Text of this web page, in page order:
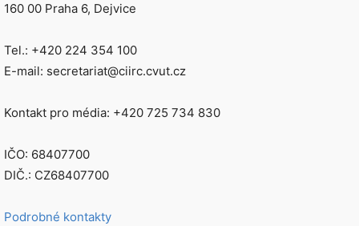
160 00 Praha 6, Dejvice
Tel.: +420 224 354 100
E-mail: secretariat@ciirc.cvut.cz
Kontakt pro média: +420 725 734 830
IČO: 68407700
DIČ.: CZ68407700
Podrobné kontakty